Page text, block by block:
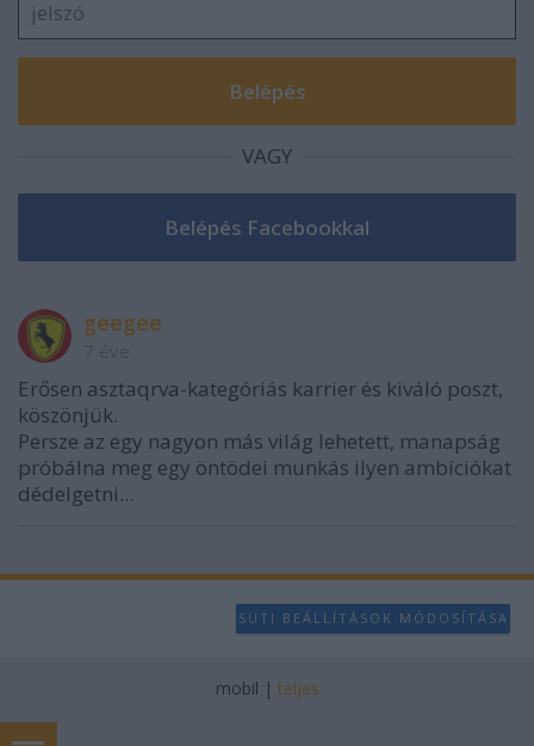
VAGY
geegee
Erősen asztaqrva-kategóriás karrier és kiváló poszt,
köszönjük.
Persze az egy nagyon más világ lehetett, manapság
próbálna meg egy öntödei munkás ilyen ambíciókat
dédelgetni...
SÜTI BEÁLLÍTÁSOK MÓDOSÍTÁSA
mobil | teljes